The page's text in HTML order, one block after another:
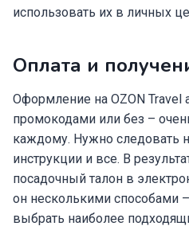
использовать их в личных
Оплата и
Оформление на OZON Travel
промокодами или без –
каждому. Нужно следовать
инструкции и все. В
посадочный талон в
он несколькими способами
выбрать наиболее